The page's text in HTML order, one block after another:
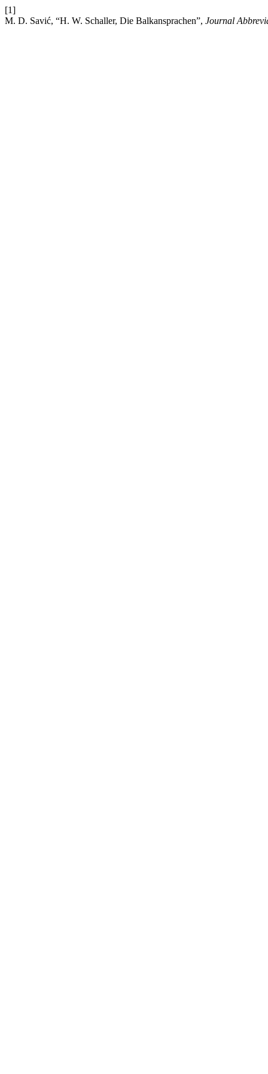
[1]
M. D. Savić, “H. W. Schaller, Die Balkansprachen”, Journal